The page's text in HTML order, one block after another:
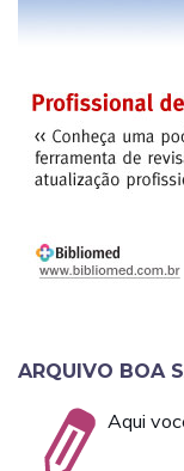
ARQUIVO BOA
Aqui